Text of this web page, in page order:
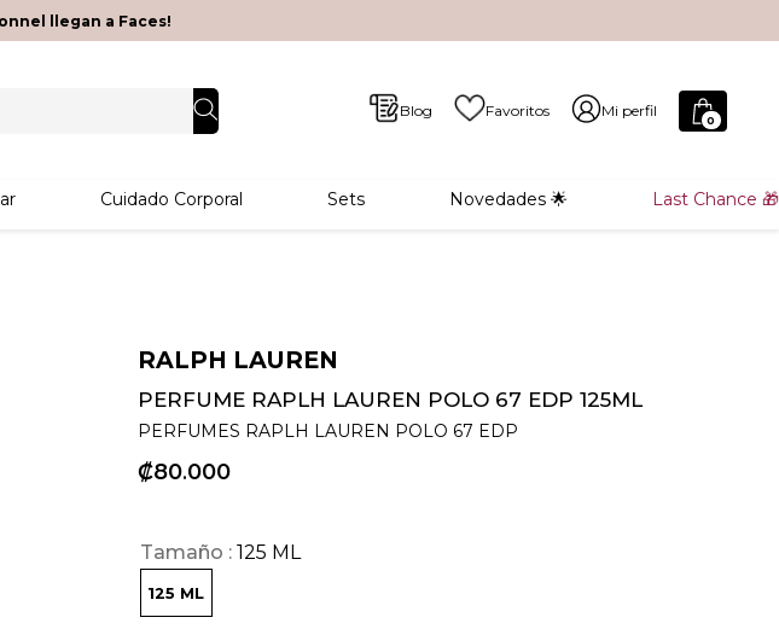
llegan a Faces!
Blog Favoritos Mi perfil
0
Cuidado Corporal Sets Novedades 🌟 Last Chance 🎁
RALPH LAUREN
PERFUME RAPLH LAUREN POLO 67 EDP 125ML
PERFUMES RAPLH LAUREN POLO 67 EDP
₡80 000
Tamaño 125 ML
125 ML